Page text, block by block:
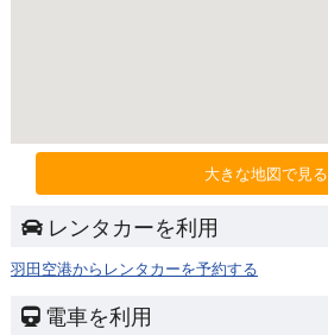
大きな地図で見る
レンタカーを利用
羽田空港からレンタカーを予約する
電車を利用